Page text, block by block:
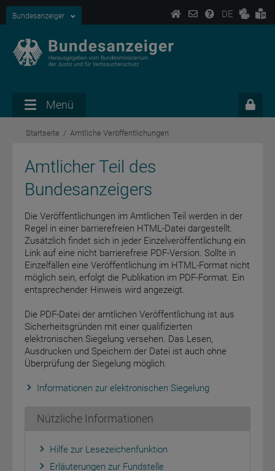
Bundesanzeiger DE
Menü
Startseite Amtliche Veröffentlichungen
Amtlicher Teil des
Bundesanzeigers
Die Veröffentlichungen im Amtlichen Teil werden in der
Regel in einer barrierefreien HTML-Datei dargestellt.
Zusätzlich findet sich in jeder Einzelveröffentlichung ein
Link auf eine nicht barrierefreie PDF-Version. Sollte in
Einzelfällen eine Veröffentlichung im HTML-Format nicht
möglich sein, erfolgt die Publikation im PDF-Format. Ein
entsprechender Hinweis wird angezeigt.
Die PDF-Datei der amtlichen Veröffentlichung ist aus
Sicherheitsgründen mit einer qualifizierten
elektronischen Siegelung versehen. Das Lesen,
Ausdrucken und Speichern der Datei ist auch ohne
Überprüfung der Siegelung möglich.
Informationen zur elektronischen Siegelung
Nützliche Informationen
Hilfe zur Lesezeichenfunktion
Erläuterungen zur Fundstelle